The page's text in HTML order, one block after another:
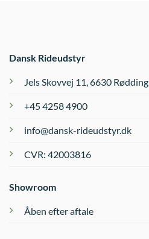
Dansk Rideudstyr
Jels Skovvej 11, 6630 Rødding
+45 4258 4900
info@dansk-rideudstyr.dk
CVR: 42003816
Showroom
Åben efter aftale